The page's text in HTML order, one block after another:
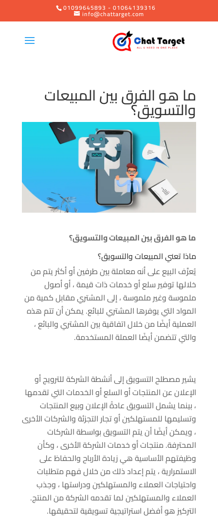
01099645893 - 01064139316
info@chattarget.com
ما هو الفرق بين المبيعات
والتسويق؟
ما هو الفرق بين المبيعات والتسويق؟
ماذا تعني المبيعات والتسويق؟
يُعرَّف البيع على أنه معاملة بين طرفين أو أكثر يتم من
خلالها توفير سلع أو خدمات ذات قيمة ، أو أصول
ملموسة وغير ملموسة ، إلى المشتري مقابل كمية من
المواد التي يوفرها المشتري للبائع. يمكن أن تتم هذه
العملية أيضًا من خلال اتفاقية بين المشتري والبائع ،
والتي تتضمن أيضًا العملة المستخدمة.
يشير مصطلح التسويق إلى أنشطة الشركة للترويج أو
الإعلان عن المنتجات أو السلع أو الخدمات التي تقدمها
، بينما يشمل التسويق عادةً الإعلان وبيع المنتجات
وتسليمها للمستهلكين أو تجار التجزئة والشركات الأخرى
، ويمكن أيضًا أن يتم التسويق بواسطة الشركات
المحترفة. منتجات أو خدمات الشركة الأخرى ، وكأن
وظيفتهم الأساسية هي زيادة الأرباح والحفاظ على
الاستمرارية ، يتم إعداد ذلك من خلال فهم متطلبات
واحتياجات العملاء والمستهلكين ودراستها ، وجذب
العملاء والمستهلكين لما تقدمه الشركة من المنتج.
التركيز هو أفضل استراتيجية تسويقية لتحقيقها.